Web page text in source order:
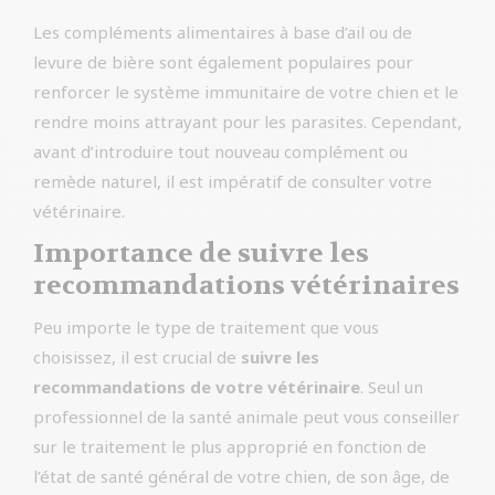
Les compléments alimentaires à base d’ail ou de
levure de bière sont également populaires pour
renforcer le système immunitaire de votre chien et le
rendre moins attrayant pour les parasites. Cependant,
avant d’introduire tout nouveau complément ou
remède naturel, il est impératif de consulter votre
vétérinaire.
Importance de suivre les
recommandations vétérinaires
Peu importe le type de traitement que vous
choisissez, il est crucial de suivre les
recommandations de votre vétérinaire. Seul un
professionnel de la santé animale peut vous conseiller
sur le traitement le plus approprié en fonction de
l’état de santé général de votre chien, de son âge, de